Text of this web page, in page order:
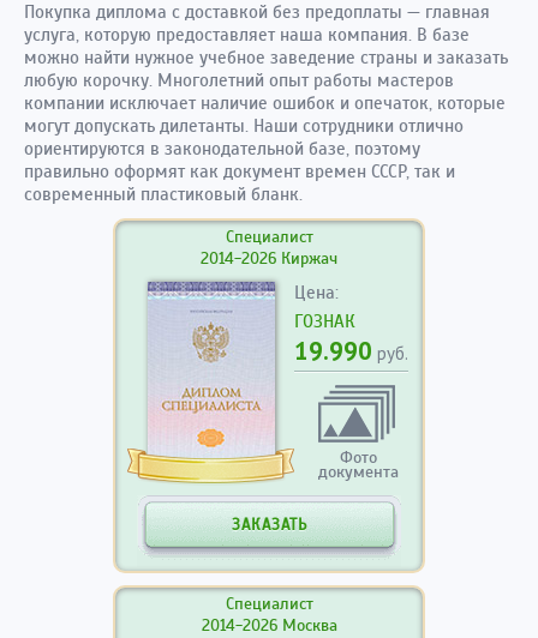
Покупка диплома с доставкой без предоплаты — главная
услуга, которую предоставляет наша компания. В базе
можно найти нужное учебное заведение страны и заказать
любую корочку. Многолетний опыт работы мастеров
компании исключает наличие ошибок и опечаток, которые
могут допускать дилетанты. Наши сотрудники отлично
ориентируются в законодательной базе, поэтому
правильно оформят как документ времен СССР, так и
современный пластиковый бланк.
Специалист
2014-2026 Киржач
Цена:
ГОЗНАК
19.990 руб.
Фото
документа
ЗАКАЗАТЬ
Специалист
2014-2026 Москва